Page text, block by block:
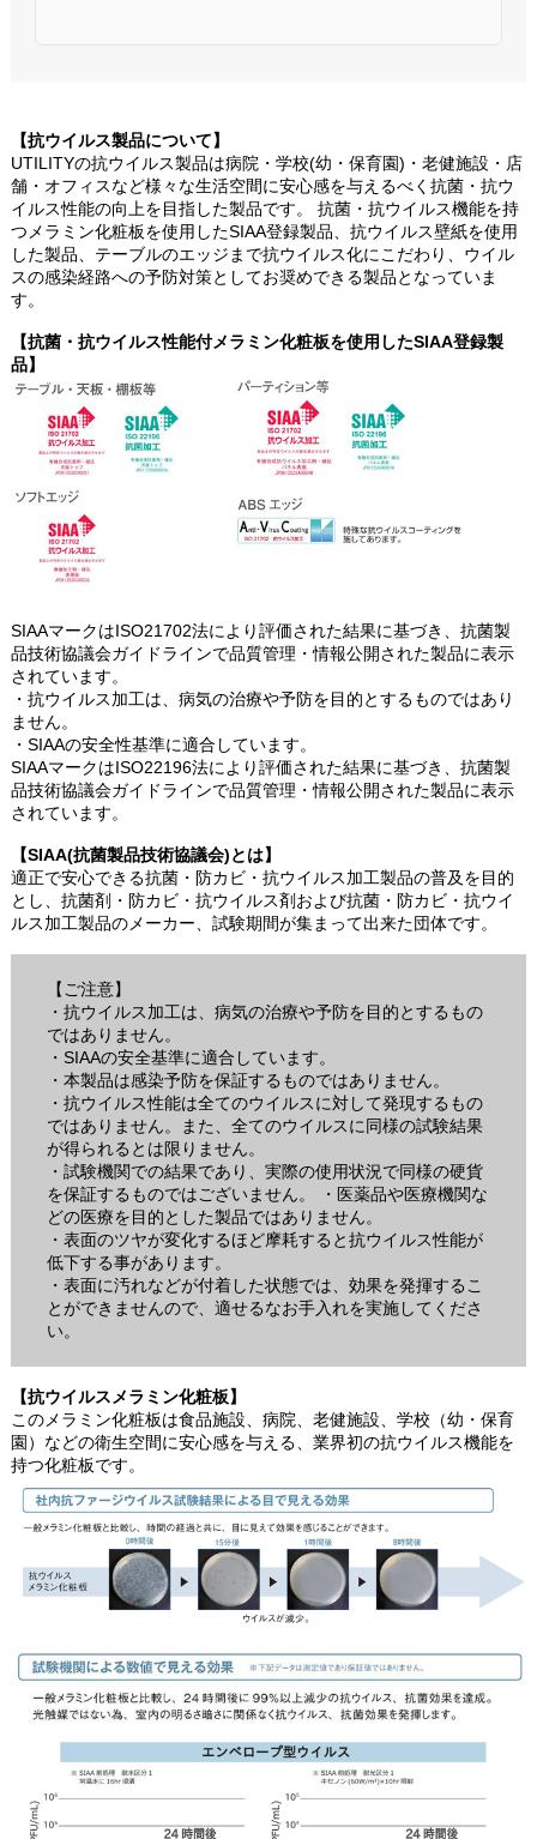
【抗ウイルス製品について】
UTILITYの抗ウイルス製品は病院・学校(幼・保育園)・老健施設・店
舗・オフィスなど様々な生活空間に安心感を与えるべく抗菌・抗ウ
イルス性能の向上を目指した製品です。 抗菌・抗ウイルス機能を持
つメラミン化粧板を使用したSIAA登録製品、抗ウイルス壁紙を使用
した製品、テーブルのエッジまで抗ウイルス化にこだわり、ウイル
スの感染経路への予防対策としてお奨めできる製品となっていま
す。
【抗菌・抗ウイルス性能付メラミン化粧板を使用したSIAA登録製
品】
SIAAマークはISO21702法により評価された結果に基づき、抗菌製
品技術協議会ガイドラインで品質管理・情報公開された製品に表示
されています。
・抗ウイルス加工は、病気の治療や予防を目的とするものではあり
ません。
・SIAAの安全性基準に適合しています。
SIAAマークはISO22196法により評価された結果に基づき、抗菌製
品技術協議会ガイドラインで品質管理・情報公開された製品に表示
されています。
【SIAA(抗菌製品技術協議会)とは】
適正で安心できる抗菌・防カビ・抗ウイルス加工製品の普及を目的
とし、抗菌剤・防カビ・抗ウイルス剤および抗菌・防カビ・抗ウイ
ルス加工製品のメーカー、試験期間が集まって出来た団体です。
【ご注意】
・抗ウイルス加工は、病気の治療や予防を目的とするもの
ではありません。
・SIAAの安全基準に適合しています。
・本製品は感染予防を保証するものではありません。
・抗ウイルス性能は全てのウイルスに対して発現するもの
ではありません。また、全てのウイルスに同様の試験結果
が得られるとは限りません。
・試験機関での結果であり、実際の使用状況で同様の硬貨
を保証するものではございません。 ・医薬品や医療機関な
どの医療を目的とした製品ではありません。
・表面のツヤが変化するほど摩耗すると抗ウイルス性能が
低下する事があります。
・表面に汚れなどが付着した状態では、効果を発揮するこ
とができませんので、適せるなお手入れを実施してくださ
い。
【抗ウイルスメラミン化粧板】
このメラミン化粧板は食品施設、病院、老健施設、学校（幼・保育
園）などの衛生空間に安心感を与える、業界初の抗ウイルス機能を
持つ化粧板です。